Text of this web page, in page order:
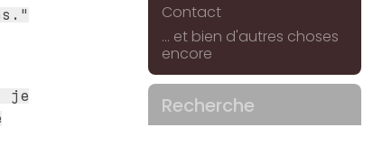
je
Contact
... et bien d'autres choses
encore
Recherche